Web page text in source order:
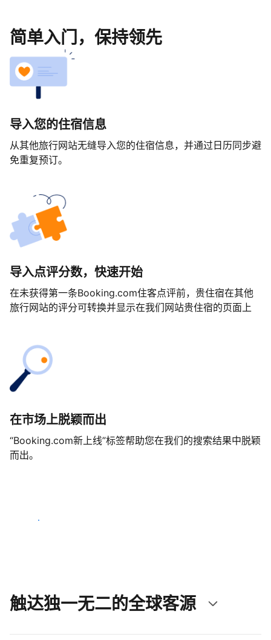
简单入门，保持领先
导入您的住宿信息
从其他旅行网站无缝导入您的住宿信息，并通过日历同步避
免重复预订。
导入点评分数，快速开始
在未获得第一条Booking.com住客点评前，贵住宿在其他
旅行网站的评分可转换并显示在我们网站贵住宿的页面上
在市场上脱颖而出
“Booking.com新上线”标签帮助您在我们的搜索结果中脱颖
而出。
马上开始
触达独一无二的全球客源